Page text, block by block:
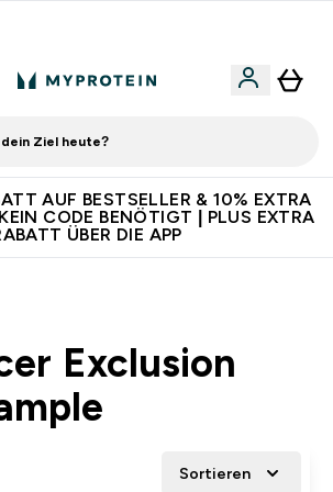
dein Ziel heute?
AUF BESTSELLER & 10% EXTRA
CODE BENÖTIGT | PLUS EXTRA
ÜBER DIE APP
Exclusion
Sortieren